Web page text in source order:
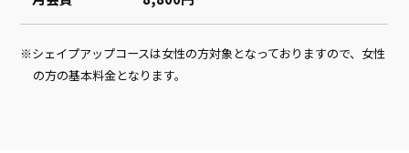
シェイプアップコースは女性の方対象となっておりますので、女性
の方の基本料金となります。